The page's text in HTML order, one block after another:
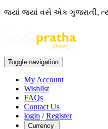
જ્યાં જ્યાં વસે એક ગુજરાતી,
Toggle navigation
My Account
Wishlist
FAQs
Contact Us
login /Register
Currency